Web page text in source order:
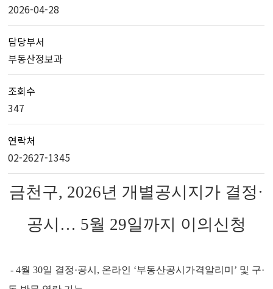
2026-04-28
담당부서
부동산정보과
조회수
347
연락처
02-2627-1345
금천구, 2026년 개별공시지가 결정·
공시… 5월 29일까지 이의신청
- 4월 30일 결정·공시, 온라인 ‘부동산공시가격알리미’ 및 구·